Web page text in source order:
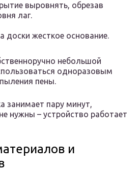
выровнять, обрезав
лаг.
доски жесткое основание.
небольшой
одноразовым
пены.
занимает пару минут,
нужны – устройство работает
и